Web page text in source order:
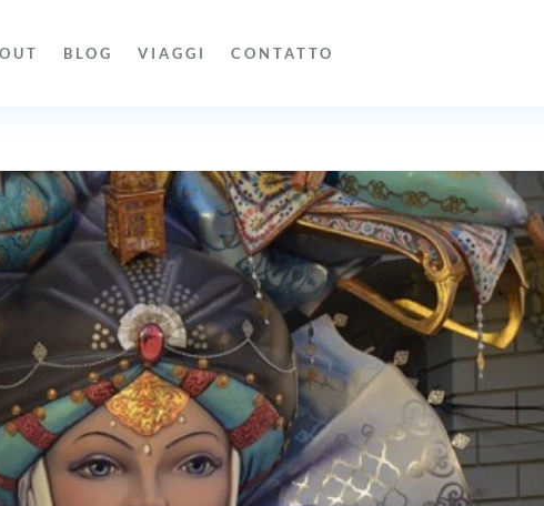
BLOG VIAGGI CONTATTO